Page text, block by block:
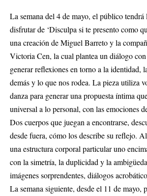
La semana del 4 de mayo, el público
disfrutar de ‘Disculpa si te presento como
una creación de Miguel Barreto y la
Victoria Cen, la cual plantea un diálogo
generar reflexiones en torno a la identidad,
demás y lo que nos rodea. La pieza utiliza
danza para generar una propuesta íntima
universal a lo personal, con las emociones
Dos cuerpos que juegan a encontrarse,
desde fuera, cómo los describe su reflejo.
una estructura corporal particular uno
con la simetría, la duplicidad y la
imágenes sorprendentes, diálogos
La semana siguiente, desde el 11 de mayo,